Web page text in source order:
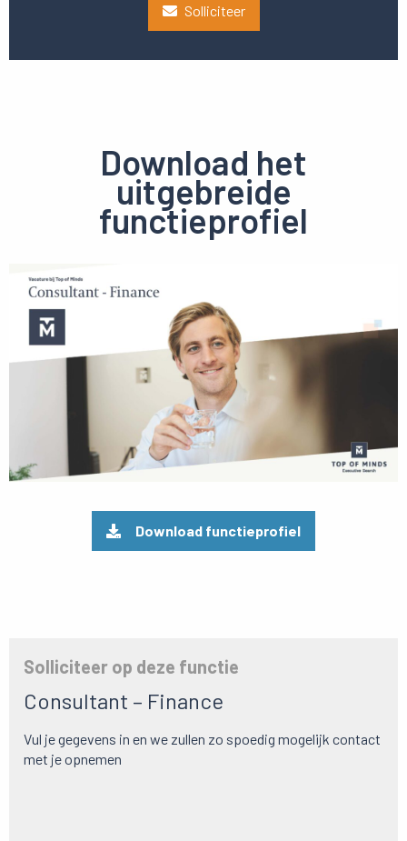
Solliciteer
Download het
uitgebreide
functieprofiel
Download functieprofiel
Solliciteer op deze functie
Consultant – Finance
Vul je gegevens in en we zullen zo spoedig mogelijk contact
met je opnemen